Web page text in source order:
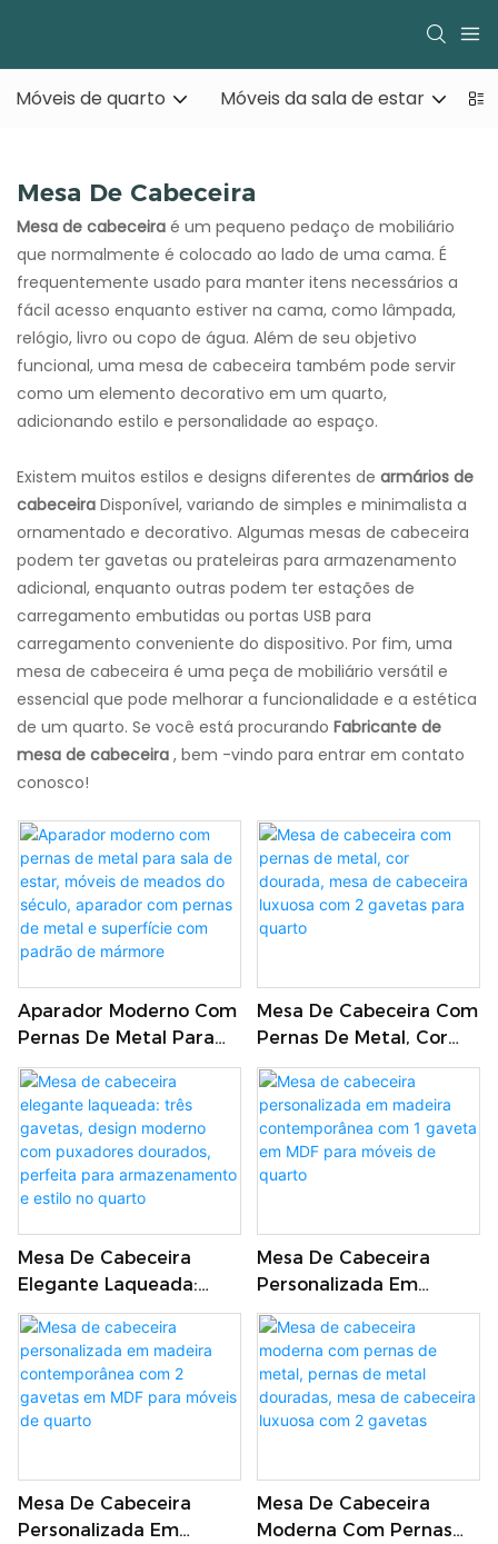
Móveis de quarto Móveis da sala de estar
Mesa De Cabeceira
Mesa de cabeceira é um pequeno pedaço de mobiliário
que normalmente é colocado ao lado de uma cama. É
frequentemente usado para manter itens necessários a
fácil acesso enquanto estiver na cama, como lâmpada,
relógio, livro ou copo de água. Além de seu objetivo
funcional, uma mesa de cabeceira também pode servir
como um elemento decorativo em um quarto,
adicionando estilo e personalidade ao espaço.
Existem muitos estilos e designs diferentes de armários de
cabeceira Disponível, variando de simples e minimalista a
ornamentado e decorativo. Algumas mesas de cabeceira
podem ter gavetas ou prateleiras para armazenamento
adicional, enquanto outras podem ter estações de
carregamento embutidas ou portas USB para
carregamento conveniente do dispositivo. Por fim, uma
mesa de cabeceira é uma peça de mobiliário versátil e
essencial que pode melhorar a funcionalidade e a estética
de um quarto. Se você está procurando Fabricante de
mesa de cabeceira , bem -vindo para entrar em contato
conosco!
Aparador Moderno Com
Pernas De Metal Para
Sala De Estar, Móveis De
Meados Do Século,
Aparador Com Pernas
De Metal E Superfície
Com Padrão De
Mármore
Mesa De Cabeceira Com
Pernas De Metal, Cor
Dourada, Mesa De
Cabeceira Luxuosa Com
2 Gavetas Para Quarto
Mesa De Cabeceira
Elegante Laqueada:
Três Gavetas, Design
Moderno Com
Puxadores Dourados,
Perfeita Para
Armazenamento E
Mesa De Cabeceira
Personalizada Em
Madeira
Contemporânea Com 1
Gaveta Em MDF Para
Móveis De Quarto
Mesa De Cabeceira
Personalizada Em
Mesa De Cabeceira
Moderna Com Pernas